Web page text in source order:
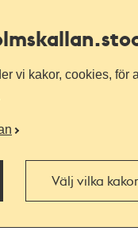
vi kakor, cookies, för
Välj vilka